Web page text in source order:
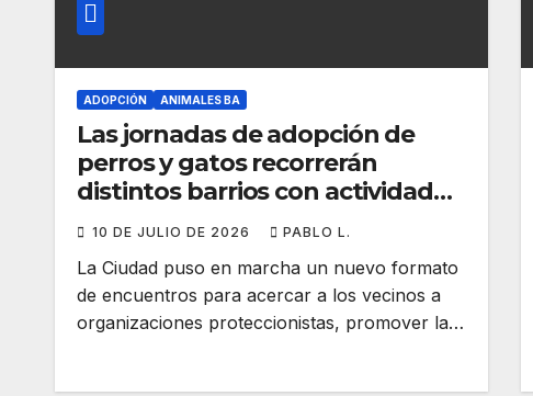
ADOPCIÓN ANIMALES BA
Las jornadas de adopción de
perros y gatos recorrerán
distintos barrios con actividades
todos los sábados
10 DE JULIO DE 2026 PABLO L.
La Ciudad puso en marcha un nuevo formato
de encuentros para acercar a los vecinos a
organizaciones proteccionistas, promover la…